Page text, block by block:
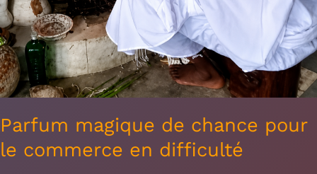
Parfum magique de chance pour
le commerce en difficulté